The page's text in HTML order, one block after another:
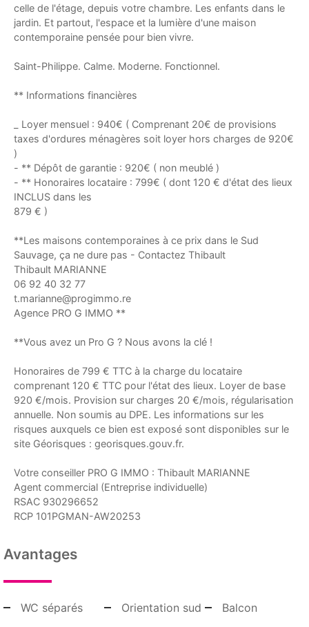
celle de l'étage, depuis votre chambre. Les enfants dans le
jardin. Et partout, l'espace et la lumière d'une maison
contemporaine pensée pour bien vivre.
Saint-Philippe. Calme. Moderne. Fonctionnel.
** Informations financières
_ Loyer mensuel : 940€ ( Comprenant 20€ de provisions
taxes d'ordures ménagères soit loyer hors charges de 920€
)
- ** Dépôt de garantie : 920€ ( non meublé )
- ** Honoraires locataire : 799€ ( dont 120 € d'état des lieux
INCLUS dans les
879 € )
**Les maisons contemporaines à ce prix dans le Sud
Sauvage, ça ne dure pas - Contactez Thibault
Thibault MARIANNE
06 92 40 32 77
t.marianne@progimmo.re
Agence PRO G IMMO **
**Vous avez un Pro G ? Nous avons la clé !
Honoraires de 799 € TTC à la charge du locataire
comprenant 120 € TTC pour l'état des lieux. Loyer de base
920 €/mois. Provision sur charges 20 €/mois, régularisation
annuelle. Non soumis au DPE. Les informations sur les
risques auxquels ce bien est exposé sont disponibles sur le
site Géorisques : georisques.gouv.fr.
Votre conseiller PRO G IMMO : Thibault MARIANNE
Agent commercial (Entreprise individuelle)
RSAC 930296652
RCP 101PGMAN-AW20253
Avantages
WC séparés Orientation sud Balcon